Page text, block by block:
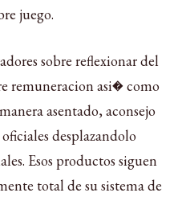
juego.
sobre reflexionar del
remuneracion asi� como
asentado, aconsejo
desplazandolo
Esos productos siguen
total de su sistema de